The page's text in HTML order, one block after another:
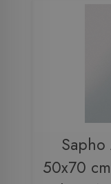
Sapho
50x70